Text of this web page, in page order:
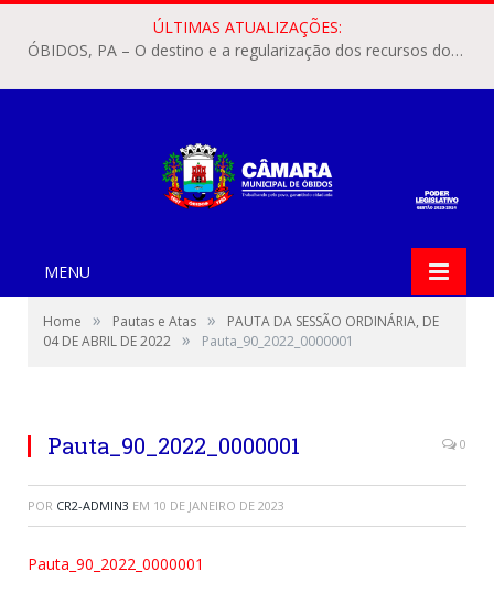
ÚLTIMAS ATUALIZAÇÕES:
ÓBIDOS, PA – O destino e a regularização dos recursos dos Precatórios do FUNDEF (Fundo de Manutenção e Desenvolvimento do Ensino Fundamental e de Valorização do Magistério) voltaram a pautar as discussões na Câmara Municipal de Óbidos.
MENU
Home » Pautas e Atas »
PAUTA DA SESSÃO ORDINÁRIA, DE
04 DE ABRIL DE 2022 » Pauta_90_2022_0000001
Pauta_90_2022_0000001 0
POR CR2-ADMIN3 EM 10 DE JANEIRO DE 2023
Pauta_90_2022_0000001